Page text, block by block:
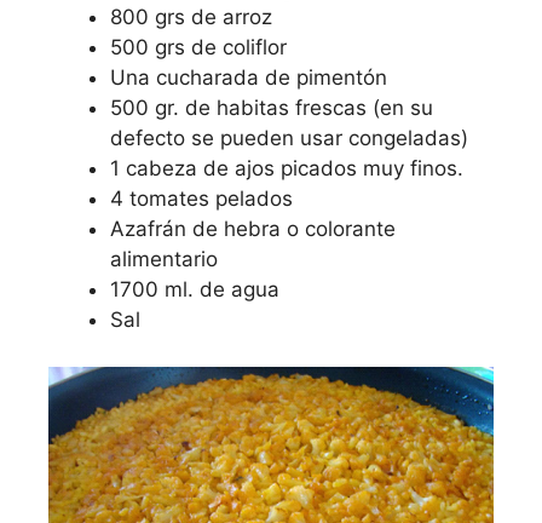
800 grs de arroz
500 grs de coliflor
Una cucharada de pimentón
500 gr. de habitas frescas (en su
defecto se pueden usar congeladas)
1 cabeza de ajos picados muy finos.
4 tomates pelados
Azafrán de hebra o colorante
alimentario
1700 ml. de agua
Sal